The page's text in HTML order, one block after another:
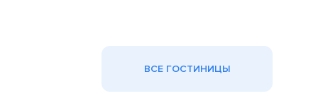
ВСЕ ГОСТИНИЦЫ